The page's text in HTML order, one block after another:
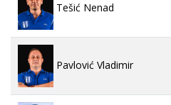
Tešić Nenad
Pavlović Vladimir